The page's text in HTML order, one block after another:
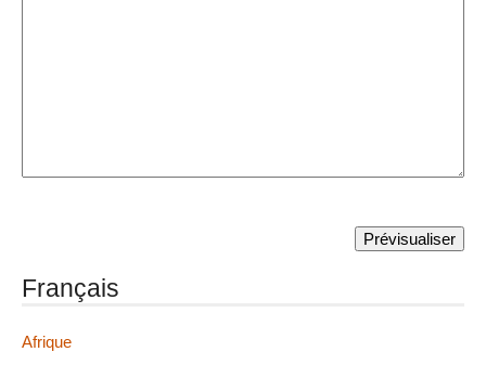
Français
Afrique